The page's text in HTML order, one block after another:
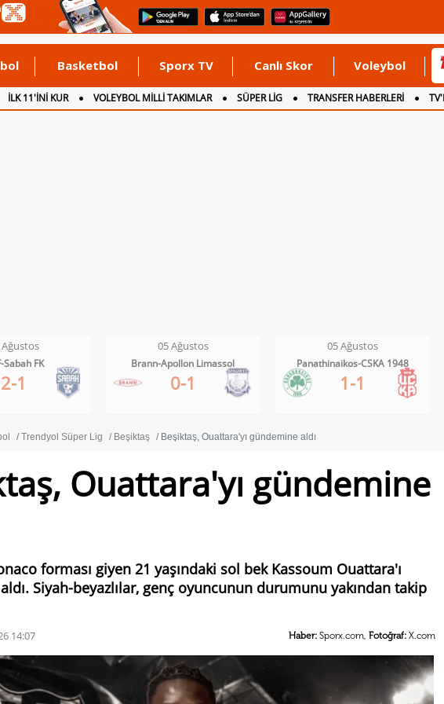
Basketbol Sporx TV Canlı Skor Voleybol
İLK 11'İNİ KUR VOLEYBOL MİLLİ TAKIMLAR SÜPER LİG TRANSFER HABERLERİ
İNGİLTERE
05 Ağustos
Apollon Limassol
0-1
05 Ağustos
Panathinaikos-CSKA 1948
1-1
06 Ağustos
Boca Juniors-Estudiantes
1-0
Trendyol Süper Lig Beşiktaş Beşiktaş, Ouattara'yı gündemine aldı
Ouattara'yı gündemine
forması giyen 21 yaşındaki sol bek Kassoum Ouattara'ı
Siyah-beyazlılar, genç oyuncunun durumunu yakından takip
14:07 Haber: Sporx.com, Fotoğraf: X.com